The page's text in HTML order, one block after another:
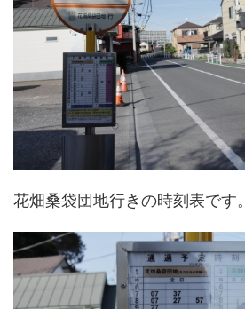
花畑桑袋団地行きの時刻表です。